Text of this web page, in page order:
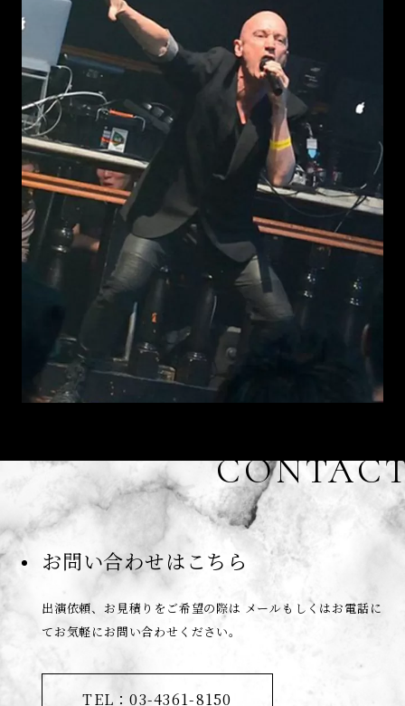
お問い合わせはこちら
出演依頼、お見積りをご希望の際は メールもしくはお電話に
てお気軽にお問い合わせください。
TEL：03-4361-8150